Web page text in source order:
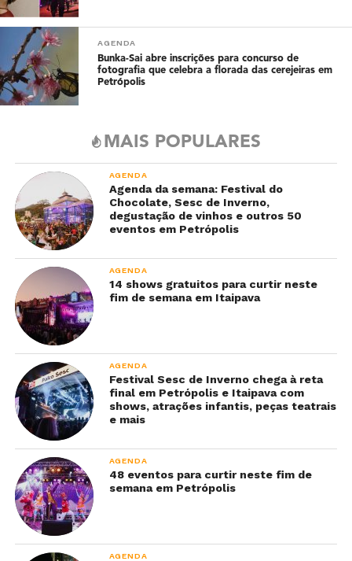
AGENDA
Bunka-Sai abre inscrições para concurso de
fotografia que celebra a florada das cerejeiras em
Petrópolis
MAIS POPULARES
AGENDA
Agenda da semana: Festival do
Chocolate, Sesc de Inverno,
degustação de vinhos e outros 50
eventos em Petrópolis
AGENDA
14 shows gratuitos para curtir neste
fim de semana em Itaipava
AGENDA
Festival Sesc de Inverno chega à reta
final em Petrópolis e Itaipava com
shows, atrações infantis, peças teatrais
e mais
AGENDA
48 eventos para curtir neste fim de
semana em Petrópolis
AGENDA